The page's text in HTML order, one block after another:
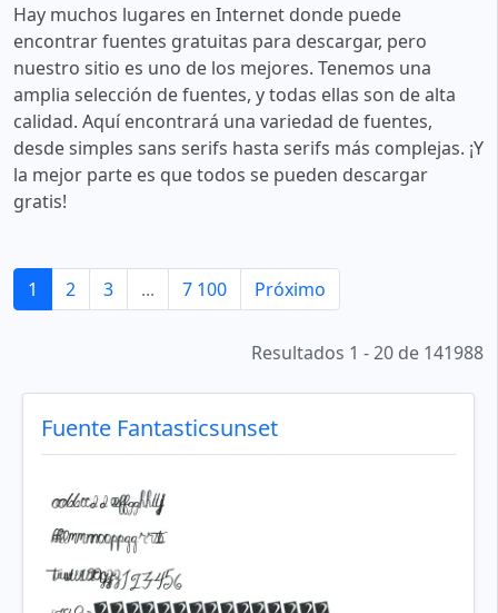
Hay muchos lugares en Internet donde puede
encontrar fuentes gratuitas para descargar, pero
nuestro sitio es uno de los mejores. Tenemos una
amplia selección de fuentes, y todas ellas son de alta
calidad. Aquí encontrará una variedad de fuentes,
desde simples sans serifs hasta serifs más complejas. ¡Y
la mejor parte es que todos se pueden descargar
gratis!
1 2 3 ... 7 100 Próximo
Resultados 1 - 20 de 141988
Fuente Fantasticsunset